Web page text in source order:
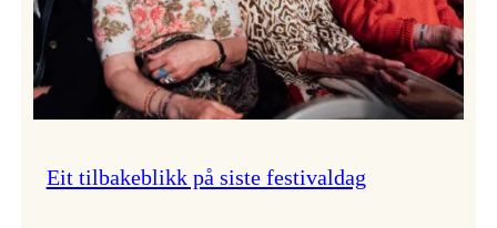
Eit tilbakeblikk på siste festivaldag